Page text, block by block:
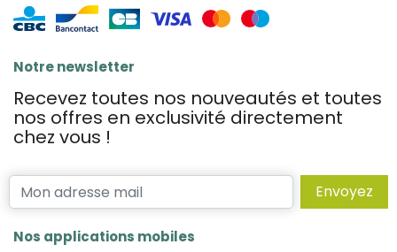
Notre newsletter
Recevez toutes nos nouveautés et toutes
nos offres en exclusivité directement
chez vous !
Envoyez
Nos applications mobiles